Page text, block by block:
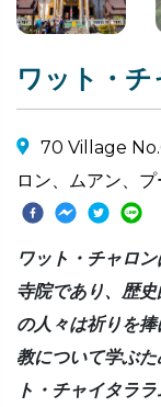
ワット・チ
70 Village
ロン、ムアン、
ワット・チャロ
寺院であり、歴
の人々は祈りを
教について学ぶ
ト・チャイタラ